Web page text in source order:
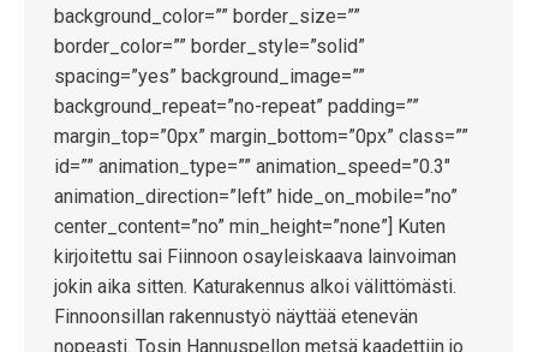
background_color=”” border_size=””
border_color=”” border_style=”solid”
spacing=”yes” background_image=””
background_repeat=”no-repeat” padding=””
margin_top=”0px” margin_bottom=”0px” class=””
id=”” animation_type=”” animation_speed=”0.3″
animation_direction=”left” hide_on_mobile=”no”
center_content=”no” min_height=”none”] Kuten
kirjoitettu sai Fiinnoon osayleiskaava lainvoiman
jokin aika sitten. Katurakennus alkoi välittömästi.
Finnoonsillan rakennustyö näyttää etenevän
nopeasti. Tosin Hannuspellon metsä kaadettiin jo